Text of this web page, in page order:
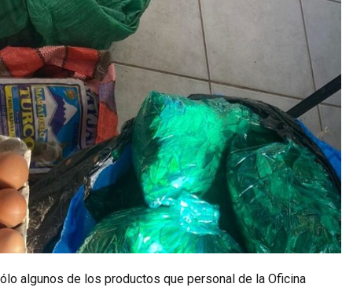
algunos de los productos que personal de la Oficina